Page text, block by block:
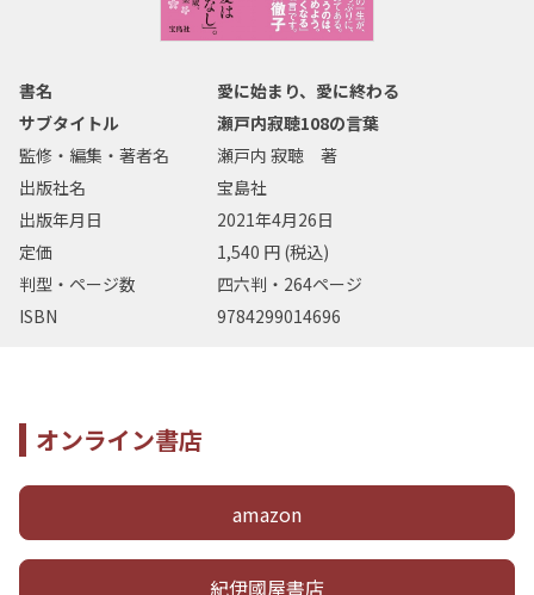
書名
愛に始まり、愛に終わる
サブタイトル
瀬戸内寂聴108の言葉
監修・編集・著者名
瀬戸内 寂聴 著
出版社名
宝島社
出版年月日
2021年4月26日
定価
1,540 円 (税込)
判型・ページ数
四六判・264ページ
ISBN
9784299014696
オンライン書店
amazon
紀伊國屋書店